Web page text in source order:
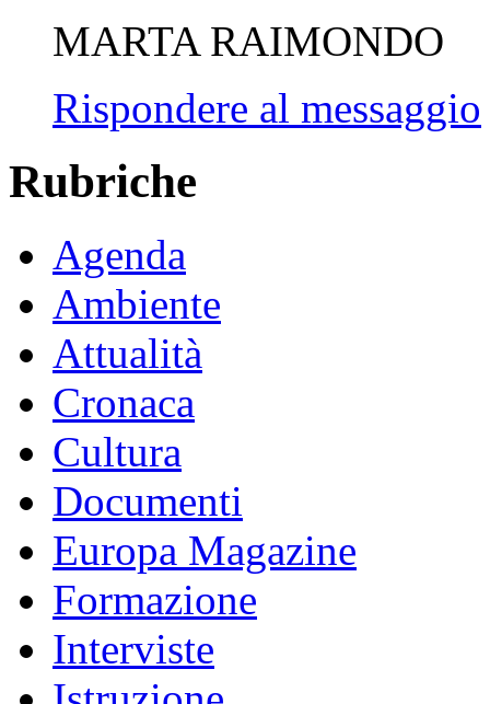
MARTA RAIMONDO
Rispondere al messaggio
Rubriche
Agenda
Ambiente
Attualità
Cronaca
Cultura
Documenti
Europa Magazine
Formazione
Interviste